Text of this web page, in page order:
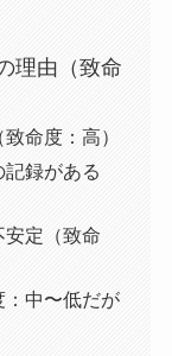
理由（致命
命度：高）
録がある
定（致命
中〜低だが